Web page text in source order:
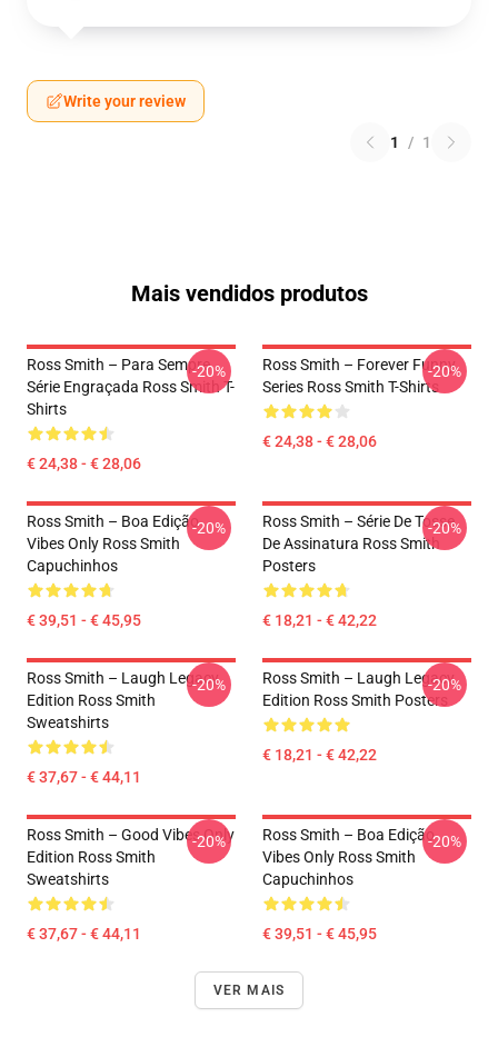
Write your review
1 / 1
Mais vendidos produtos
Ross Smith – Para Sempre
Série Engraçada Ross Smith T-
Shirts
€ 24,38 - € 28,06
-20%
Ross Smith – Forever Funny
Series Ross Smith T-Shirts
€ 24,38 - € 28,06
-20%
Ross Smith – Boa Edição
Vibes Only Ross Smith
Capuchinhos
€ 39,51 - € 45,95
-20%
Ross Smith – Série De Tosse
De Assinatura Ross Smith
Posters
€ 18,21 - € 42,22
-20%
Ross Smith – Laugh Legacy
Edition Ross Smith
Sweatshirts
€ 37,67 - € 44,11
-20%
Ross Smith – Laugh Legacy
Edition Ross Smith Posters
€ 18,21 - € 42,22
-20%
Ross Smith – Good Vibes Only
Edition Ross Smith
Sweatshirts
€ 37,67 - € 44,11
-20%
Ross Smith – Boa Edição
Vibes Only Ross Smith
Capuchinhos
€ 39,51 - € 45,95
-20%
VER MAIS